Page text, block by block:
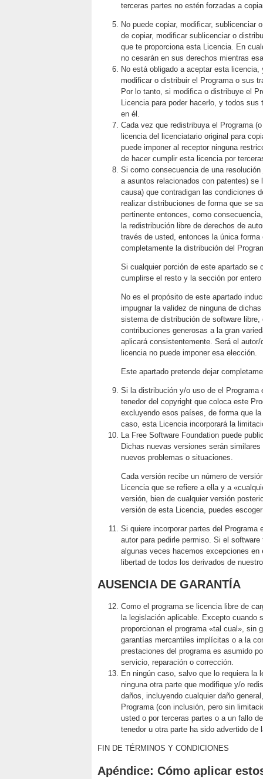
terceras partes no estén forzadas a
No puede copiar, modificar, sublicenciar
de copiar, modificar sublicenciar o
que te proporciona esta Licencia. En
no cesarán en sus derechos mientras
No está obligado a aceptar esta
modificar o distribuir el Programa o sus
Por lo tanto, si modifica o distribuye el
Licencia para poder hacerlo, y todos
en él.
Cada vez que redistribuya el Programa
licencia del licenciatario original para
puede imponer al receptor ninguna
de hacer cumplir esta licencia por
Si como consecuencia de una
a asuntos relacionados con patentes) se
causa) que contradigan las condiciones
realizar distribuciones de forma que se
pertinente entonces, como
la redistribución libre de derechos de
través de usted, entonces la única
completamente la distribución del
Si cualquier porción de este apartado se
cumplirse el resto y la sección por
No es el propósito de este apartado
impugnar la validez de ninguna de
sistema de distribución de software
contribuciones generosas a la gran
aplicará consistentemente. Será el
licencia no puede imponer esa elección.
Este apartado pretende dejar
Si la distribución y/o uso de el
tenedor del copyright que coloca este
excluyendo esos países, de forma que
caso, esta Licencia incorporará la
La Free Software Foundation puede
Dichas nuevas versiones serán
nuevos problemas o situaciones.
Cada versión recibe un número de
Licencia que se refiere a ella y a
versión, bien de cualquier versión
versión de esta Licencia, puedes
Si quiere incorporar partes del
autor para pedirle permiso. Si el
algunas veces hacemos excepciones
libertad de todos los derivados de
AUSENCIA DE GARANTÍA
Como el programa se licencia libre de
la legislación aplicable. Excepto cuando
proporcionan el programa «tal cual», sin
garantías mercantiles implícitas o a la
prestaciones del programa es asumido
servicio, reparación o corrección.
En ningún caso, salvo que lo requiera la
ninguna otra parte que modifique y/o
daños, incluyendo cualquier daño
Programa (con inclusión, pero sin
usted o por terceras partes o a un fallo
tenedor u otra parte ha sido advertido de
FIN DE TÉRMINOS Y CONDICIONES
Apéndice: Cómo aplicar